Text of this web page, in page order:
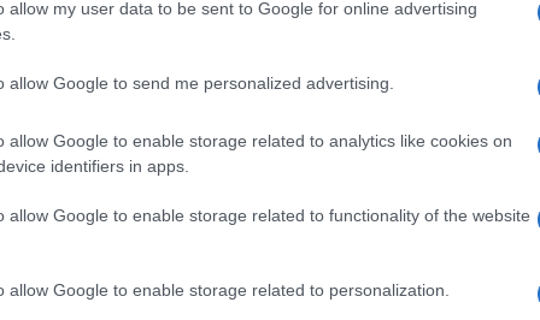
allow my user data to be sent to Google for online advertising
allow Google to send me personalized advertising.
allow Google to enable storage related to analytics like cookies on
identifiers in apps.
allow Google to enable storage related to functionality of the website
allow Google to enable storage related to personalization.
uomini, donne e senior. L’Italia
città, tra cui Siracusa, Napoli e Lucca per
per le donne, e la squadra di casa di
i senior. Questo mix di talenti locali e
emozionanti e di alto livello.
Venerdì 15 novembre si svolgerà